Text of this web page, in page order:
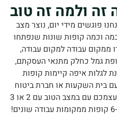
ולמה זה טוב
פוגשים מידי יום, נוצר מצב
קופות שונות שנפתחו
עבודה למקום עבודה,
כחלק מתנאי העסקתם,
איפה קיימות קופות
השקעות או חברת ביטוח
כזה או אחר ואתם מוצאים את עצמכם עם במצב הטוב עם 2 או 3
הפחות טוב עם 6-7 קופות ממקומות עבודה שונים!